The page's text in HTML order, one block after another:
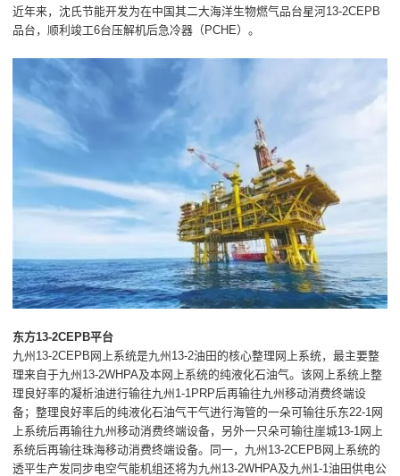
近年来，沈氏节能开发为在中国其二大海洋生物燃气品台星河13-2CEPB
品台，顺利竣工6台压解机后急冷器（PCHE）。
东方13-2CEPB平台
九州13-2CEPB网上系统是九州13-2油田的核心整理网上系统，最主要整
理来自于九州13-2WHPA及本网上系统的纯液化石油气。该网上系统上整
理良好率的凝析油进行输往九州1-1PRP后再输往九州移动消费终端设
备；整理良好率后的纯液化石油气干气进行海管的一朵可输往乐东22-1网
上系统后再输往九州移动消费终端设备，另外一只朵可输往崖城13-1网上
系统后再输往珠海移动消费终端设备。同一，九州13-2CEPB网上系统的
透平生产发同步电空气能机组还将为九州13-2WHPA及九州1-1油田供电公